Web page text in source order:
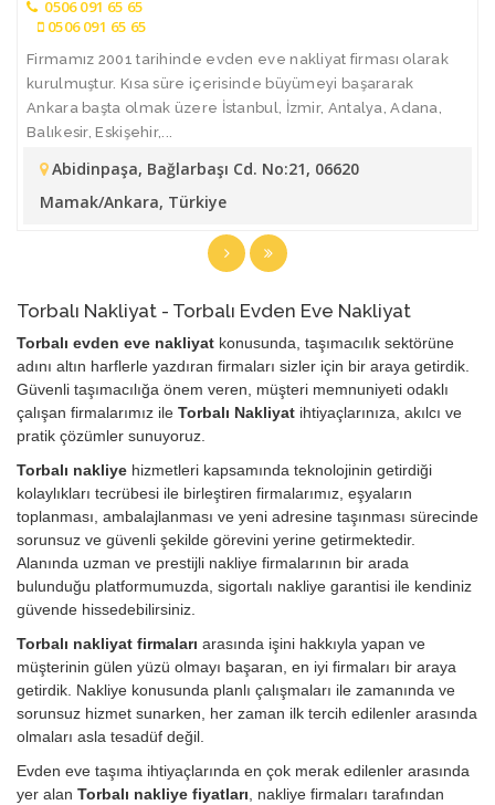
0506 091 65 65
0506 091 65 65
Firmamız 2001 tarihinde evden eve nakliyat firması olarak
kurulmuştur. Kısa süre içerisinde büyümeyi başararak
Ankara başta olmak üzere İstanbul, İzmir, Antalya, Adana,
Balıkesir, Eskişehir,...
Abidinpaşa, Bağlarbaşı Cd. No:21, 06620
Mamak/Ankara, Türkiye
Torbalı Nakliyat - Torbalı Evden Eve Nakliyat
Torbalı evden eve nakliyat konusunda, taşımacılık sektörüne
adını altın harflerle yazdıran firmaları sizler için bir araya getirdik.
Güvenli taşımacılığa önem veren, müşteri memnuniyeti odaklı
çalışan firmalarımız ile Torbalı Nakliyat ihtiyaçlarınıza, akılcı ve
pratik çözümler sunuyoruz.
Torbalı nakliye hizmetleri kapsamında teknolojinin getirdiği
kolaylıkları tecrübesi ile birleştiren firmalarımız, eşyaların
toplanması, ambalajlanması ve yeni adresine taşınması sürecinde
sorunsuz ve güvenli şekilde görevini yerine getirmektedir.
Alanında uzman ve prestijli nakliye firmalarının bir arada
bulunduğu platformumuzda, sigortalı nakliye garantisi ile kendiniz
güvende hissedebilirsiniz.
Torbalı nakliyat firmaları arasında işini hakkıyla yapan ve
müşterinin gülen yüzü olmayı başaran, en iyi firmaları bir araya
getirdik. Nakliye konusunda planlı çalışmaları ile zamanında ve
sorunsuz hizmet sunarken, her zaman ilk tercih edilenler arasında
olmaları asla tesadüf değil.
Evden eve taşıma ihtiyaçlarında en çok merak edilenler arasında
yer alan Torbalı nakliye fiyatları , nakliye firmaları tarafından